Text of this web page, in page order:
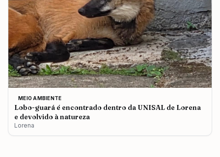
MEIO AMBIENTE
Lobo-guará é encontrado dentro da UNISAL de Lorena
e devolvido à natureza
Lorena